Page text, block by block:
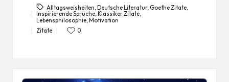
Tags:
Alltagsweisheiten ,Deutsche Literatur, Goethe Zitate
Inspirierende Sprüche, Klassiker Zitate,
Lebensphilosophie, Motivation
Posted
Zitate 0